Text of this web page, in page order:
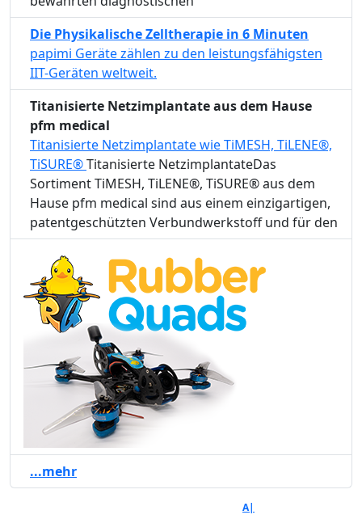
Die Physikalische Zelltherapie in 6 Minuten
papimi Geräte zählen zu den leistungsfähigsten
IIT-Geräten weltweit.
Titanisierte Netzimplantate aus dem Hause
pfm medical
Titanisierte Netzimplantate wie TiMESH, TiLENE®,
TiSURE®Titanisierte NetzimplantateDas
Sortiment TiMESH, TiLENE®, TiSURE® aus dem
Hause pfm medical sind aus einem einzigartigen,
patentgeschützten Verbundwerkstoff und für den
...mehr
A|